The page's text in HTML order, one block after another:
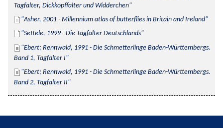
Tagfalter, Dickkopffalter und Widderchen
Asher, 2001 - Millennium atlas of butterflies in Britain and Ireland
Settele, 1999 - Die Tagfalter Deutschlands
Ebert; Rennwald, 1991 - Die Schmetterlinge Baden-Württembergs.
Band 1, Tagfalter I
Ebert; Rennwald, 1991 - Die Schmetterlinge Baden-Württembergs.
Band 2, Tagfalter II